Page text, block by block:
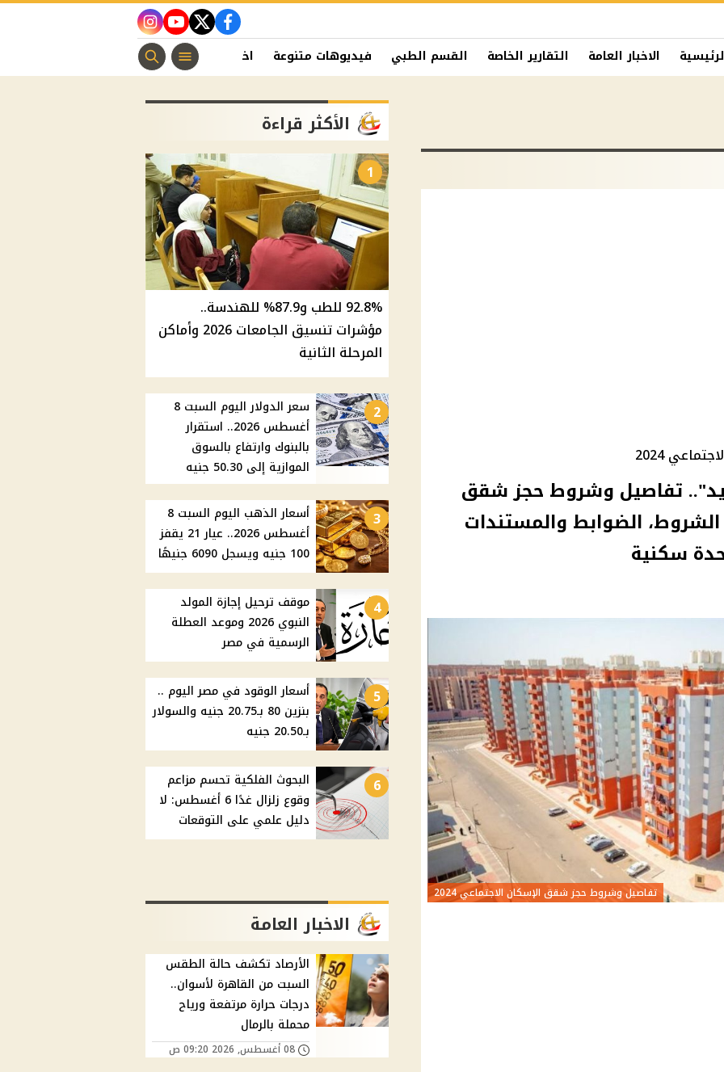
facebook
twitter
youtube
instagram
الاخبار العامة التقارير الخاصة القسم الطبي فيديوهات متنوعة اخبار الفن منوعات مسيحية
2024
تفاصيل وشروط حجز شقق
الاجتماعي 2024: الشروط، الضوابط والمستندات
سكنية
تفاصيل وشروط حجز شقق الإسكان الاجتماعي 2024
الأكثر قراءة
1
92.8% للطب و87.9% للهندسة..
مؤشرات تنسيق الجامعات 2026 وأماكن
المرحلة الثانية
2
سعر الدولار اليوم السبت 8
أغسطس 2026.. استقرار
بالبنوك وارتفاع بالسوق
الموازية إلى 50.30 جنيه
3
أسعار الذهب اليوم السبت 8
أغسطس 2026.. عيار 21 يقفز
100 جنيه ويسجل 6090 جنيهًا
4
موقف ترحيل إجازة المولد
النبوي 2026 وموعد العطلة
الرسمية في مصر
5
أسعار الوقود في مصر اليوم ..
بنزين 80 بـ20.75 جنيه والسولار
بـ20.50 جنيه
6
البحوث الفلكية تحسم مزاعم
وقوع زلزال غدًا 6 أغسطس: لا
دليل علمي على التوقعات
الاخبار العامة
الأرصاد تكشف حالة الطقس
السبت من القاهرة لأسوان..
درجات حرارة مرتفعة ورياح
محملة بالرمال
08 أغسطس, 2026 09:20 ص